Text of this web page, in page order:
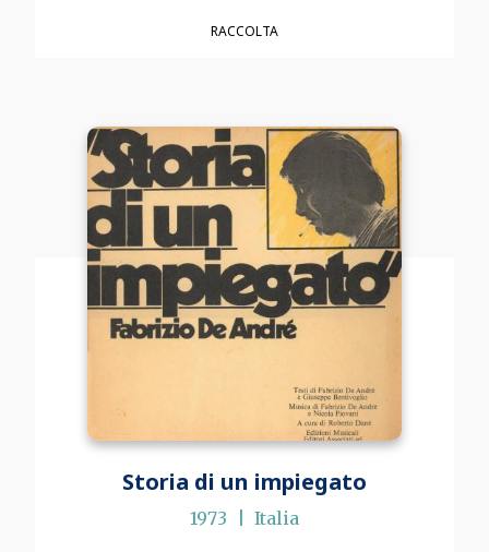
RACCOLTA
Storia di un impiegato
1973 Italia